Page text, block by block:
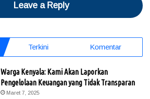
Leave a Reply
Terkini Komentar
Warga Kenyala: Kami Akan Laporkan
Pengelolaan Keuangan yang Tidak Transparan
Maret 7, 2025